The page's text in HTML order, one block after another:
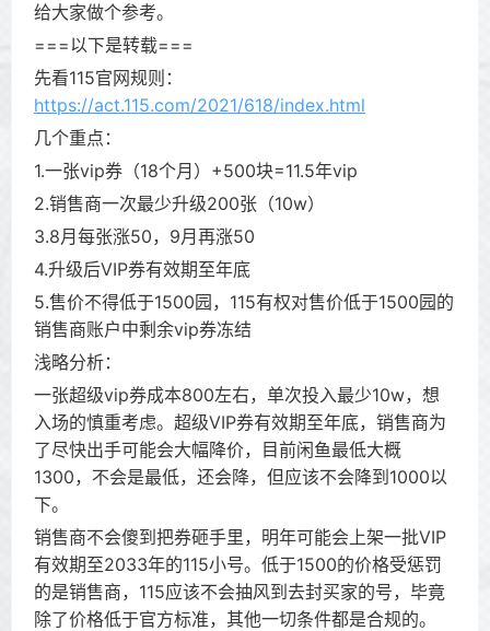
给大家做个参考。
===以下是转载===
先看115官网规则：
https://act.115.com/2021/618/index.html
几个重点：
1.一张vip券（18个月）+500块=11.5年vip
2.销售商一次最少升级200张（10w）
3.8月每张涨50，9月再涨50
4.升级后VIP券有效期至年底
5.售价不得低于1500园，115有权对售价低于1500园的
销售商账户中剩余vip券冻结
浅略分析：
一张超级vip券成本800左右，单次投入最少10w，想
入场的慎重考虑。超级VIP券有效期至年底，销售商为
了尽快出手可能会大幅降价，目前闲鱼最低大概
1300，不会是最低，还会降，但应该不会降到1000以
下。
销售商不会傻到把券砸手里，明年可能会上架一批VIP
有效期至2033年的115小号。低于1500的价格受惩罚
的是销售商，115应该不会抽风到去封买家的号，毕竟
除了价格低于官方标准，其他一切条件都是合规的。